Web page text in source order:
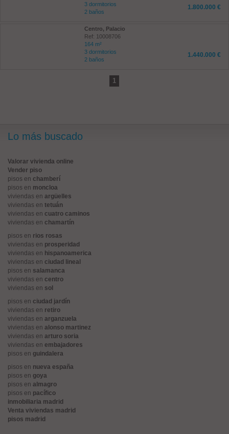
3 dormitorios
2 baños
1.800.000 €
Centro, Palacio
Ref: 10008706
164 m²
3 dormitorios
2 baños
1.440.000 €
1
Lo más buscado
Valorar vivienda online
Vender piso
pisos en chamberí
pisos en moncloa
viviendas en argüelles
viviendas en tetuán
viviendas en cuatro caminos
viviendas en chamartín
pisos en rios rosas
viviendas en prosperidad
viviendas en hispanoamerica
viviendas en ciudad lineal
pisos en salamanca
viviendas en centro
viviendas en sol
pisos en ciudad jardín
viviendas en retiro
viviendas en arganzuela
viviendas en alonso martinez
viviendas en arturo soria
viviendas en embajadores
pisos en guindalera
pisos en nueva españa
pisos en goya
pisos en almagro
pisos en pacífico
inmobiliaria madrid
Venta viviendas madrid
pisos madrid